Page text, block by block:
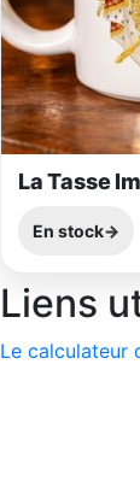
La Tasse
En stock
Liens
Le calculateur